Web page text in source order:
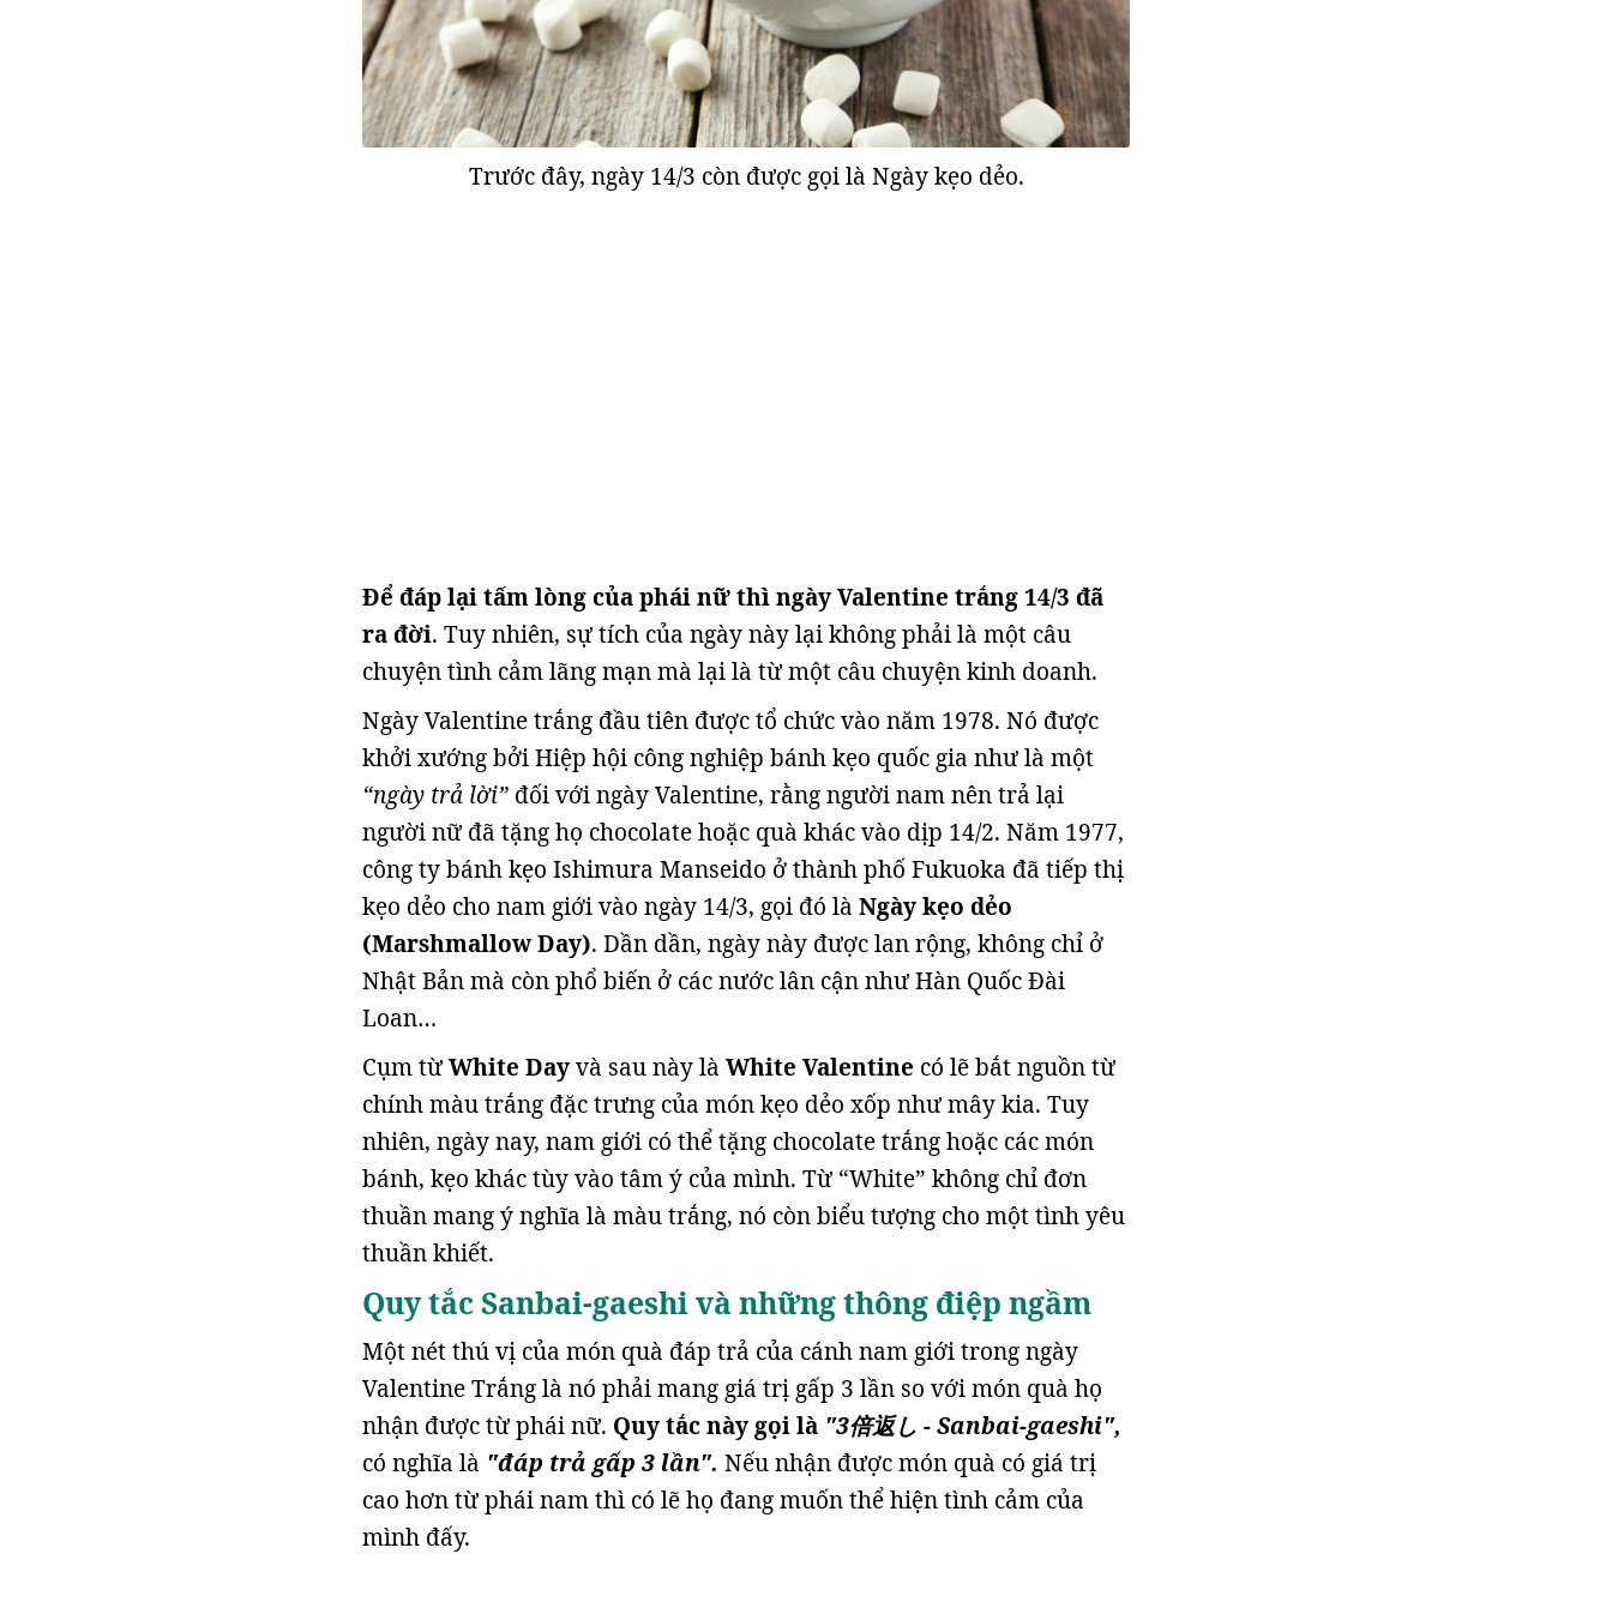
Trước đây, ngày 14/3 còn được gọi là Ngày kẹo dẻo.
Để đáp lại tấm lòng của phái nữ thì ngày Valentine trắng 14/3 đã
ra đời. Tuy nhiên, sự tích của ngày này lại không phải là một câu
chuyện tình cảm lãng mạn mà lại là từ một câu chuyện kinh doanh.
Ngày Valentine trắng đầu tiên được tổ chức vào năm 1978. Nó được
khởi xướng bởi Hiệp hội công nghiệp bánh kẹo quốc gia như là một
“ngày trả lời” đối với ngày Valentine, rằng người nam nên trả lại
người nữ đã tặng họ chocolate hoặc quà khác vào dịp 14/2. Năm 1977,
công ty bánh kẹo Ishimura Manseido ở thành phố Fukuoka đã tiếp thị
kẹo dẻo cho nam giới vào ngày 14/3, gọi đó là Ngày kẹo dẻo
(Marshmallow Day). Dần dần, ngày này được lan rộng, không chỉ ở
Nhật Bản mà còn phổ biến ở các nước lân cận như Hàn Quốc Đài
Loan…
Cụm từWhite Dayvà sau này là White Valentine có lẽ bắt nguồn từ
chính màu trắng đặc trưng của món kẹo dẻo xốp như mây kia. Tuy
nhiên, ngày nay, nam giới có thể tặng chocolate trắng hoặc các món
bánh, kẹo khác tùy vào tâm ý của mình. Từ “White” không chỉ đơn
thuần mang ý nghĩa là màu trắng, nó còn biểu tượng cho một tình yêu
thuần khiết.
Quy tắc Sanbai-gaeshi và những thông điệp ngầm
Một nét thú vị của món quà đáp trả của cánh nam giới trong ngày
Valentine Trắng là nó phải mang giá trị gấp 3 lần so với món quà họ
nhận được từ phái nữ. Quy tắc này gọi là "3倍返し - Sanbai-gaeshi",
có nghĩa là "đáp trả gấp 3 lần". Nếu nhận được món quà có giá trị
cao hơn từ phái nam thì có lẽ họ đang muốn thể hiện tình cảm của
mình đấy.